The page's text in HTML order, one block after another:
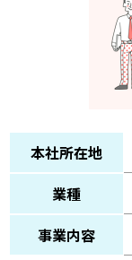
本社所在地
業種
事業内容